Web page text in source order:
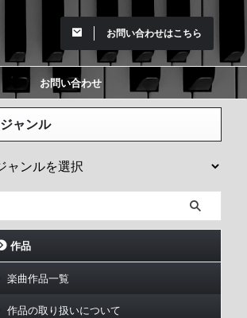
お問い合わせはこちら
お問い合わせ
ジャンル
作品
楽曲作品一覧
作品の取り扱いについて